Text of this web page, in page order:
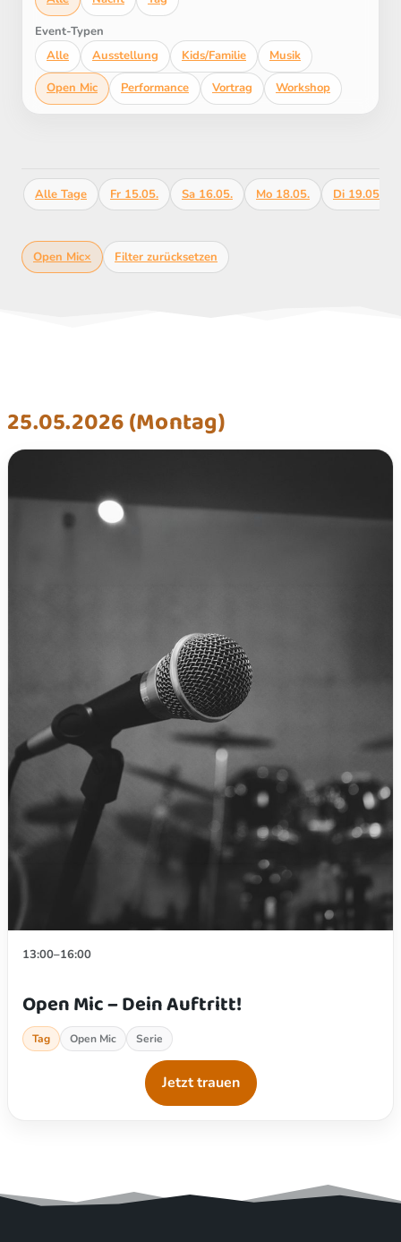
Event-Typen
Alle
Ausstellung Kids/Familie
Musik
Open Mic
Performance Vortrag Workshop
Alle Tage Fr 15.05. Sa 16.05. Mo 18.05. Di 19.05.
Open Mic× Filter zurücksetzen
25.05.2026 (Montag)
13:00–16:00
Open Mic – Dein Auftritt!
Tag Open Mic Serie
Jetzt trauen